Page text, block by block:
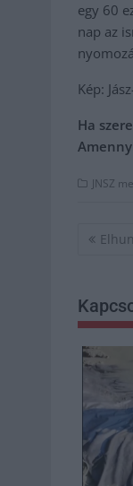
egy 60
nap az
Kép:
Ha
JNSZ